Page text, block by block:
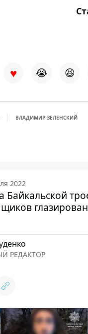
♥ 😭 😆
ВЛАДИМИР ЗЕЛЕНСКИЙ
2022
Байкальской
РЕДАКТОР